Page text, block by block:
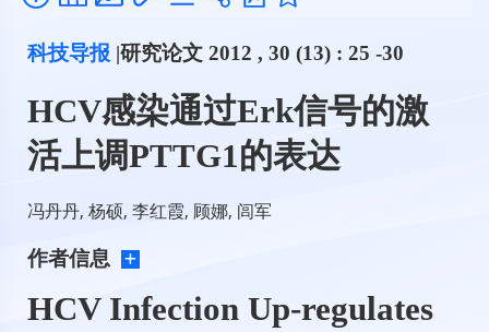
科技导报 |研究论文 2012 , 30 (13) : 25 -30
HCV感染通过Erk信号的激
活上调PTTG1的表达
冯丹丹, 杨硕, 李红霞, 顾娜, 闾军
作者信息
HCV Infection Up-regulates